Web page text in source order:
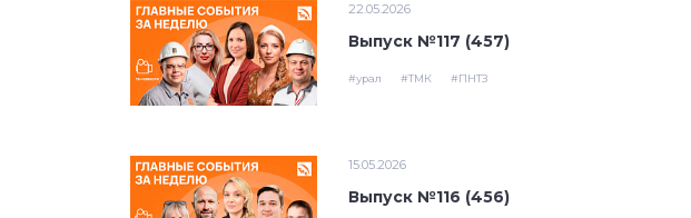
22.05.2026
Выпуск №117 (457)
#урал #ТМК #ПНТЗ
15.05.2026
Выпуск №116 (456)